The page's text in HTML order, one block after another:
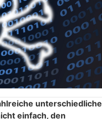
unterschiedliche
einfach, den